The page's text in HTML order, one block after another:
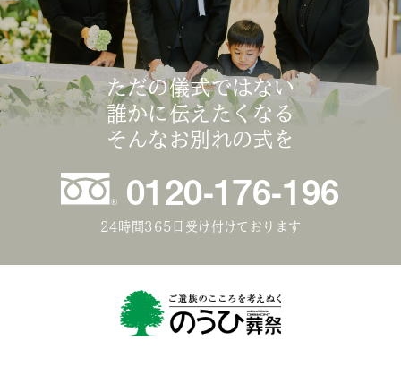
ただの儀式ではない
誰かに伝えたくなる
そんなお別れの式を
0120-176-196
24時間365日受け付けております